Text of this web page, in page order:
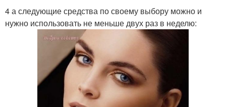
4 а следующие средства по своему выбору можно и
нужно использовать не меньше двух раз в неделю: